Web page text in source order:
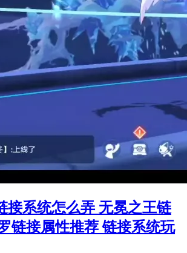
接系统怎么弄 无冕之王链
链接属性推荐 链接系统玩